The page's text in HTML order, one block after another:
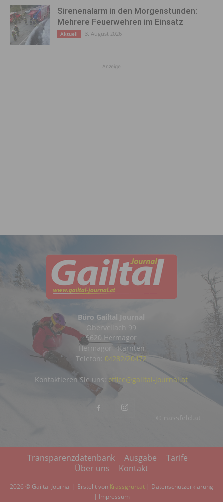
Sirenenalarm in den Morgenstunden:
Mehrere Feuerwehren im Einsatz
Aktuell 3. August 2026
Anzeige
Büro Gailtal Journal
Obervellach 99
9620 Hermagor
Hermagor - Kärnten
Telefon: 04282/20472
© nassfeld.at
Kontaktieren Sie uns: office@gailtal-journal.at
Transparenzdatenbank Ausgabe
Tarife
Über uns
Kontakt
2026 © Gailtal Journal | Erstellt von Krassgrün.at | Datenschutzerklärung
| Impressum